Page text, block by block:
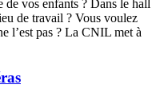
de vos enfants ? Dans le hall
de travail ? Vous voulez
l’est pas ? La CNIL met à